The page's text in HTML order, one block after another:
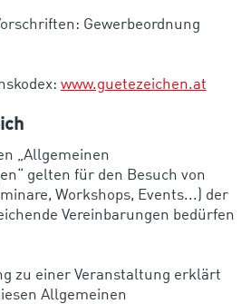
Gewerbeordnung
www.guetezeichen.at
„Allgemeinen
gelten für den Besuch von
Workshops, Events...) der
Vereinbarungen bedürfen
zu einer Veranstaltung erklärt
Allgemeinen